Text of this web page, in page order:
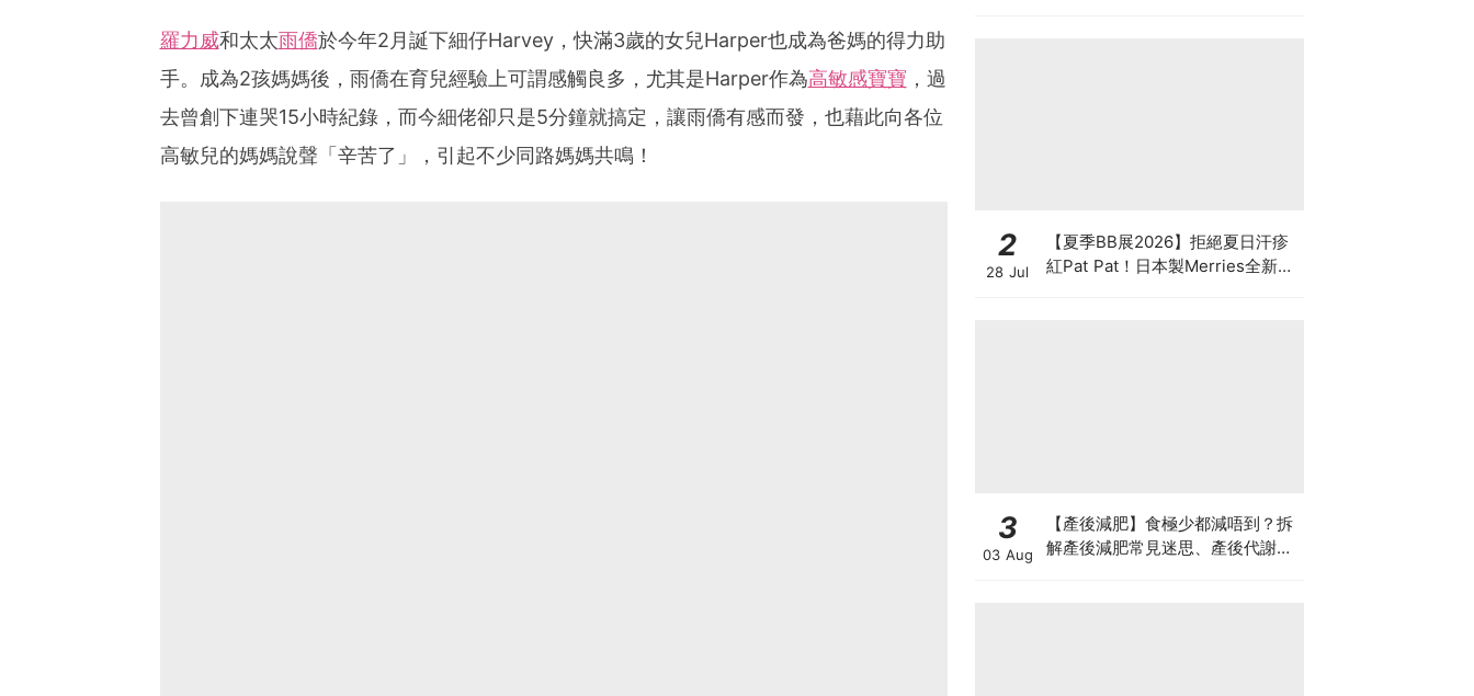
羅力威和太太雨僑於今年2月誕下細仔Harvey，快滿3歲的女兒Harper也成為爸媽的得力助
手。成為2孩媽媽後，雨僑在育兒經驗上可謂感觸良多，尤其是Harper作為高敏感寶寶 ，過
去曾創下連哭15小時紀錄，而今細佬卻只是5分鐘就搞定，讓雨僑有感而發，也藉此向各位
高敏兒的媽媽說聲「辛苦了」，引起不少同路媽媽共鳴！
2
28 Jul
【夏季BB展2026】拒絕夏日汗疹
紅Pat Pat！日本製Merries全新超
3
03 Aug
【產後減肥】食極少都減唔到？拆
解產後減肥常見迷思、產後代謝、